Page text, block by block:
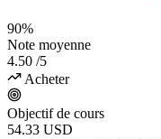
90%
Note moyenne
4.50 /5
Acheter
Objectif de cours
54.33 USD